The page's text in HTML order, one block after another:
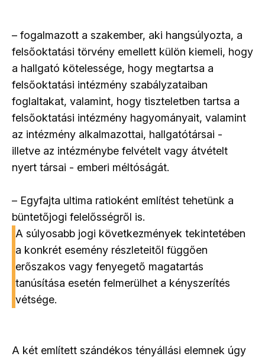
– fogalmazott a szakember, aki hangsúlyozta, a
felsőoktatási törvény emellett külön kiemeli, hogy
a hallgató kötelessége, hogy megtartsa a
felsőoktatási intézmény szabályzataiban
foglaltakat, valamint, hogy tiszteletben tartsa a
felsőoktatási intézmény hagyományait, valamint
az intézmény alkalmazottai, hallgatótársai -
illetve az intézménybe felvételt vagy átvételt
nyert társai - emberi méltóságát.
– Egyfajta ultima ratioként említést tehetünk a
büntetőjogi felelősségről is.
A súlyosabb jogi következmények tekintetében
a konkrét esemény részleteitől függően
erőszakos vagy fenyegető magatartás
tanúsítása esetén felmerülhet a kényszerítés
vétsége.
A két említett szándékos tényállási elemnek úgy